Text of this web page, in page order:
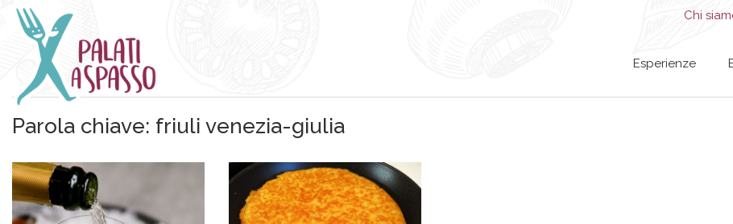
Chi
Esperienze
Parola chiave: friuli venezia-giulia